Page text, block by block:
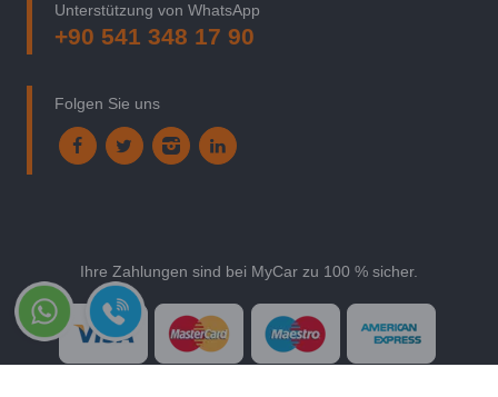
Unterstützung von WhatsApp
+90 541 348 17 90
Folgen Sie uns
Ihre Zahlungen sind bei MyCar zu 100 % sicher.